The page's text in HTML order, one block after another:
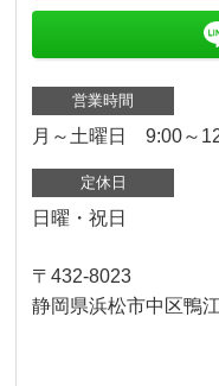
営業時間
月～土曜日 9:00～
定休日
日曜・祝日
〒432-8023
静岡県浜松市中区鴨